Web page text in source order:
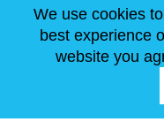
ACTUALITÉS
ARTICLES
FAQ
We use cookies
best experience
website you